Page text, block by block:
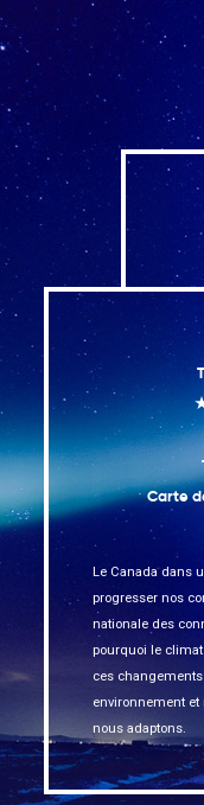
Carte
Le Canada dans
progresser nos
nationale des
pourquoi le
ces
environnement
nous adaptons.